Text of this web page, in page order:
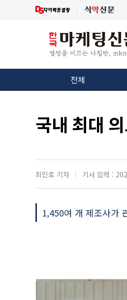
전체
국내 최대
최민호 기자 기사 입력 :
1,450여 개 제조사가